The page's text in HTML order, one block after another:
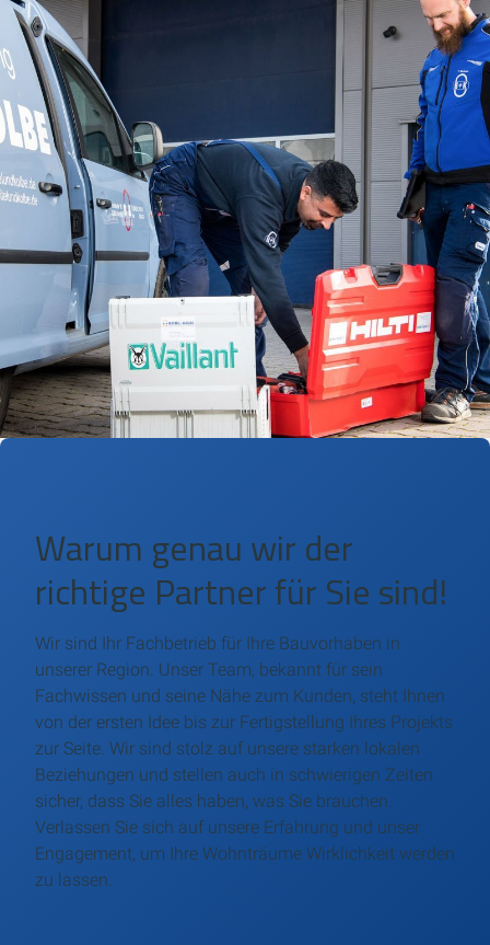
Warum genau wir der
richtige Partner für Sie sind!
Wir sind Ihr Fachbetrieb für Ihre Bauvorhaben in
unserer Region. Unser Team, bekannt für sein
Fachwissen und seine Nähe zum Kunden, steht Ihnen
von der ersten Idee bis zur Fertigstellung Ihres Projekts
zur Seite. Wir sind stolz auf unsere starken lokalen
Beziehungen und stellen auch in schwierigen Zeiten
sicher, dass Sie alles haben, was Sie brauchen.
Verlassen Sie sich auf unsere Erfahrung und unser
Engagement, um Ihre Wohnträume Wirklichkeit werden
zu lassen.